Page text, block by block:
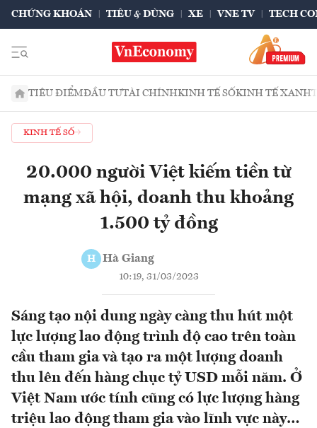
CHỨNG KHOÁN TIÊU & DÙNG XE VNE TV TECH
TIÊU ĐIỂMĐẦU TƯTÀI CHÍNHKINH TẾ SỐKINH TẾ XANH
KINH TẾ SỐ
20.000 người Việt kiếm tiền từ
mạng xã hội, doanh thu khoảng
1.500 tỷ đồng
H Hà Giang
10:19, 31/03/2023
Sáng tạo nội dung ngày càng thu hút một
lực lượng lao động trình độ cao trên toàn
cầu tham gia và tạo ra một lượng doanh
thu lên đến hàng chục tỷ USD mỗi năm. Ở
Việt Nam ước tính cũng có lực lượng hàng
triệu lao động tham gia vào lĩnh vực này…